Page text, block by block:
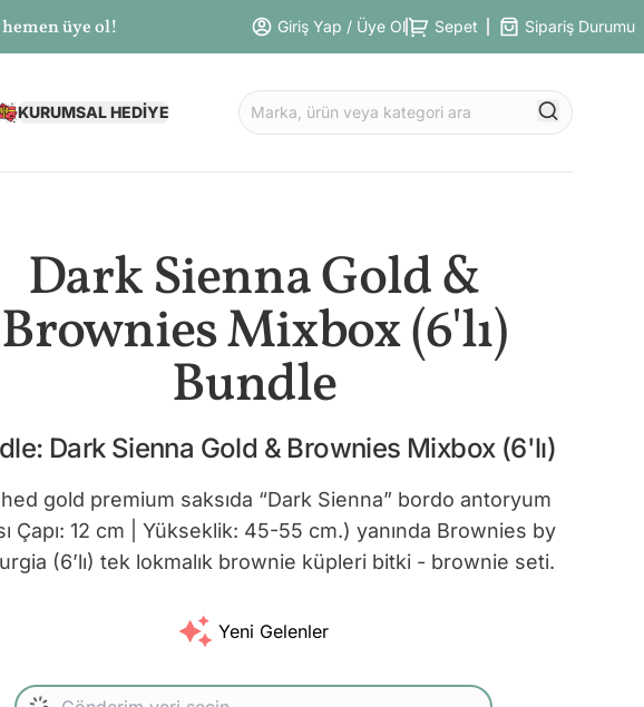
üye ol! Giriş Yap / Üye Ol Sepet Sipariş Durumu
KURUMSAL HEDİYE
Dark Sienna Gold &
Brownies Mixbox (6'lı)
Bundle
Dark Sienna Gold & Brownies Mixbox (6'lı)
gold premium saksıda “Dark Sienna” bordo antoryum
Çapı: 12 cm | Yükseklik: 45-55 cm.) yanında Brownies by
(6’lı) tek lokmalık brownie küpleri bitki - brownie seti.
Yeni Gelenler